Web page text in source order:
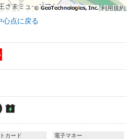
利用規約
心点に戻る
カード 電子マネー